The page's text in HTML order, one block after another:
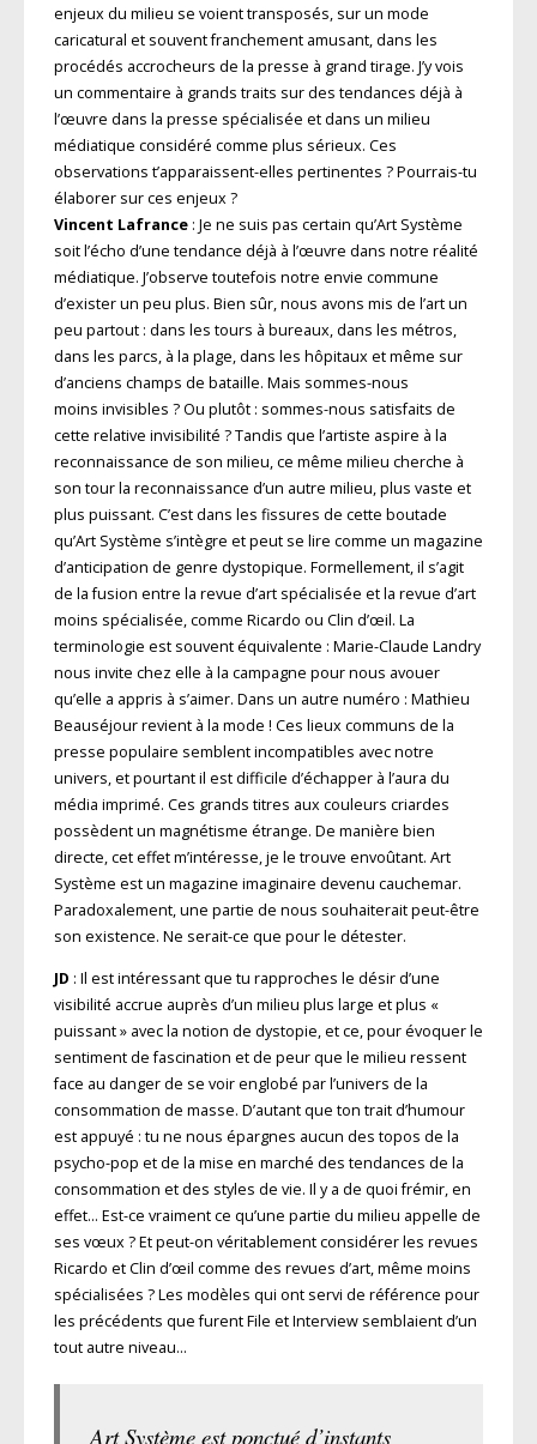
enjeux du milieu se voient transposés, sur un mode
caricatural et souvent franchement amusant, dans les
procédés accrocheurs de la presse à grand tirage. J’y vois
un commentaire à grands traits sur des tendances déjà à
l’œuvre dans la presse spécialisée et dans un milieu
médiatique considéré comme plus sérieux. Ces
observations t’apparaissent-elles pertinentes ? Pourrais-tu
élaborer sur ces enjeux ?
Vincent Lafrance: Je ne suis pas certain qu’Art Système
soit l’écho d’une tendance déjà à l’œuvre dans notre réalité
médiatique. J’observe toutefois notre envie commune
d’exister un peu plus. Bien sûr, nous avons mis de l’art un
peu partout : dans les tours à bureaux, dans les métros,
dans les parcs, à la plage, dans les hôpitaux et même sur
d’anciens champs de bataille. Mais sommes-nous
moins invisibles ? Ou plutôt : sommes-nous satisfaits de
cette relative invisibilité ? Tandis que l’artiste aspire à la
reconnaissance de son milieu, ce même milieu cherche à
son tour la reconnaissance d’un autre milieu, plus vaste et
plus puissant. C’est dans les fissures de cette boutade
qu’Art Système s’intègre et peut se lire comme un magazine
d’anticipation de genre dystopique. Formellement, il s’agit
de la fusion entre la revue d’art spécialisée et la revue d’art
moins spécialisée, comme Ricardo ou Clin d’œil. La
terminologie est souvent équivalente : Marie-Claude Landry
nous invite chez elle à la campagne pour nous avouer
qu’elle a appris à s’aimer. Dans un autre numéro : Mathieu
Beauséjour revient à la mode ! Ces lieux communs de la
presse populaire semblent incompatibles avec notre
univers, et pourtant il est difficile d’échapper à l’aura du
média imprimé. Ces grands titres aux couleurs criardes
possèdent un magnétisme étrange. De manière bien
directe, cet effet m’intéresse, je le trouve envoûtant. Art
Système est un magazine imaginaire devenu cauchemar.
Paradoxalement, une partie de nous souhaiterait peut-être
son existence. Ne serait-ce que pour le détester.
JD : Il est intéressant que tu rapproches le désir d’une
visibilité accrue auprès d’un milieu plus large et plus «
puissant » avec la notion de dystopie, et ce, pour évoquer le
sentiment de fascination et de peur que le milieu ressent
face au danger de se voir englobé par l’univers de la
consommation de masse. D’autant que ton trait d’humour
est appuyé : tu ne nous épargnes aucun des topos de la
psycho-pop et de la mise en marché des tendances de la
consommation et des styles de vie. Il y a de quoi frémir, en
effet… Est-ce vraiment ce qu’une partie du milieu appelle de
ses vœux ? Et peut-on véritablement considérer les revues
Ricardo et Clin d’œil comme des revues d’art, même moins
spécialisées ? Les modèles qui ont servi de référence pour
les précédents que furent File et Interview semblaient d’un
tout autre niveau…
Art Système est ponctué d’instants